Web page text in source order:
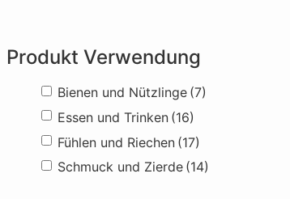
Produkt Verwendung
Bienen und Nützlinge (7)
Essen und Trinken (16)
Fühlen und Riechen (17)
Schmuck und Zierde (14)